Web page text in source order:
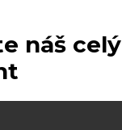
náš celý